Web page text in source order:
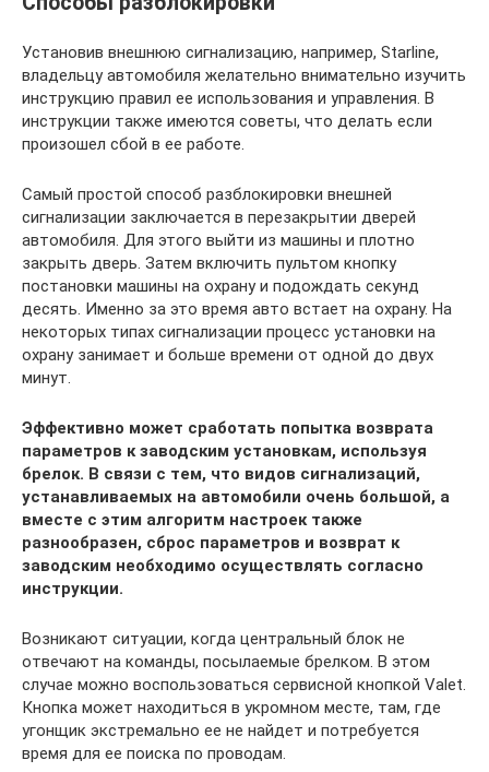
Установив внешнюю сигнализацию, например, Starline,
владельцу автомобиля желательно внимательно изучить
инструкцию правил ее использования и управления. В
инструкции также имеются советы, что делать если
произошел сбой в ее работе.
Самый простой способ разблокировки внешней
сигнализации заключается в перезакрытии дверей
автомобиля. Для этого выйти из машины и плотно
закрыть дверь. Затем включить пультом кнопку
постановки машины на охрану и подождать секунд
десять. Именно за это время авто встает на охрану. На
некоторых типах сигнализации процесс установки на
охрану занимает и больше времени от одной до двух
минут.
Эффективно может сработать попытка возврата
параметров к заводским установкам, используя
брелок. В связи с тем, что видов сигнализаций,
устанавливаемых на автомобили очень большой, а
вместе с этим алгоритм настроек также
разнообразен, сброс параметров и возврат к
заводским необходимо осуществлять согласно
инструкции.
Возникают ситуации, когда центральный блок не
отвечают на команды, посылаемые брелком. В этом
случае можно воспользоваться сервисной кнопкой Valet.
Кнопка может находиться в укромном месте, там, где
угонщик экстремально ее не найдет и потребуется
время для ее поиска по проводам.